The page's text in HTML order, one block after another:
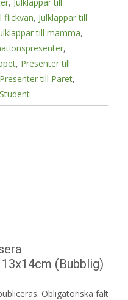
flickvän, Julklappar till
till mamma,
,
, Presenter till
Presenter till Paret,
Student
(Bubblig)
Obligatoriska fält